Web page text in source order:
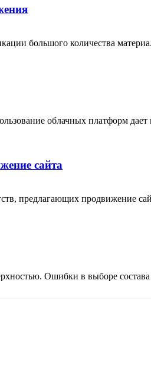
большого количества
облачных платформ дает
сайта
предлагающих продвижение
Ошибки в выборе